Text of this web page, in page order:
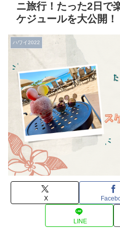
ニ旅行！たった2日で
ケジュールを大公開！
ハワイ2022
X
LINE